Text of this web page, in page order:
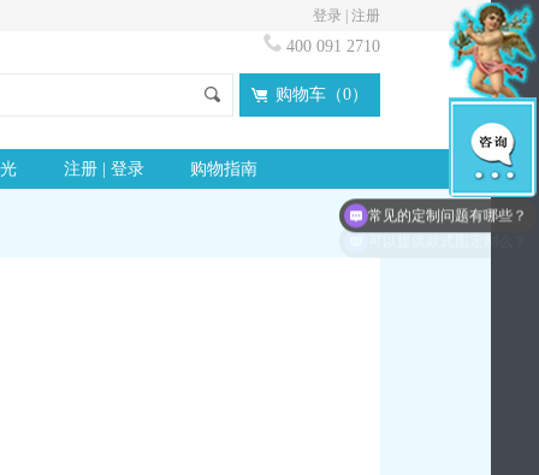
登录 注册
400 091 2710
购物车（0）
注册 | 登录 购物指南
常见的定制问题有哪些？